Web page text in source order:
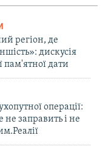
регіон, де
дискусія
пам'ятної дати
операції:
не заправить і не